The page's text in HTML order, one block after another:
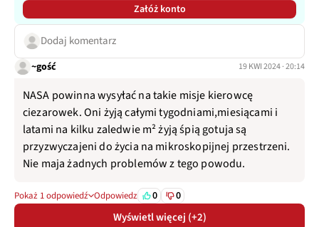
Załóż konto
Dodaj komentarz
~gość 19 KWI 2024 · 20:14
NASA powinna wysyłać na takie misje kierowcę
ciezarowek. Oni żyją całymi tygodniami,miesiącami i
latami na kilku zaledwie m² żyją śpią gotuja są
przyzwyczajeni do życia na mikroskopijnej przestrzeni.
Nie maja żadnych problemów z tego powodu.
Pokaż 1 odpowiedź Odpowiedz 0 0
Wyświetl więcej (+2)